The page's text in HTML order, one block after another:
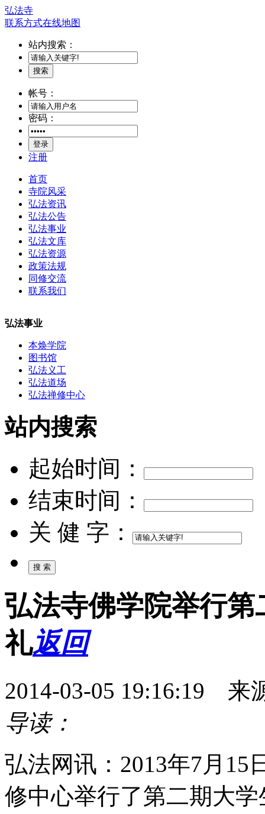
弘法寺
联系方式在线地图
站内搜索：
搜索
帐号：
密码：
登录
注册
首页
寺院风采
弘法资讯
弘法公告
弘法事业
弘法文库
弘法资源
政策法规
同修交流
联系我们
弘法事业
本焕学院
图书馆
弘法义工
弘法道场
弘法禅修中心
站内搜索
起始时间：
结束时间：
关 健 字：
弘法寺佛学院举行
礼返回
2014-03-05 19:16:19
导读：
弘法网讯：2013年7月15
修中心举行了第二期大